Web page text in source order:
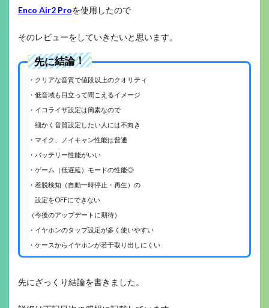
Enco Air2 Proを使用したので
そのレビューをしていきたいと思います。
先に結論！
・クリアな音質で値段以上のクオリティ
・低音域も目立って聞こえるイメージ
・イコライザ設定は簡素なので
細かく音質設定したい人には不向き
・マイク、ノイキャン性能は普通
・バッテリー性能がいい
・ゲーム（低遅延）モードの性能◎
・着脱検知（自動一時停止・再生）の
設定をOFFにできない
（今後のアップデートに期待）
・イヤホンのタップ設定が多く使いやすい
・ケースからイヤホンが若干取り出しにくい
先にざっくり結論を書きました。